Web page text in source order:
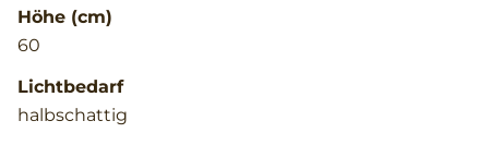
Höhe (cm)
60
Lichtbedarf
halbschattig